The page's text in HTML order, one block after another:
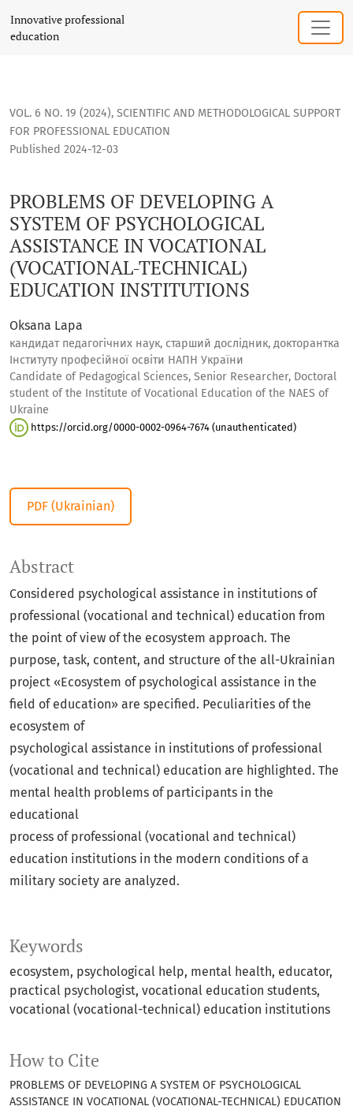
PROBLEMS OF DEVELOPING A SYSTEM OF PSYCHOLOGICAL
Innovative professional
education
VOL. 6 NO. 19 (2024), SCIENTIFIC AND METHODOLOGICAL SUPPORT
FOR PROFESSIONAL EDUCATION
PROBLEMS OF DEVELOPING A
SYSTEM OF PSYCHOLOGICAL
ASSISTANCE IN VOCATIONAL
(VOCATIONAL-TECHNICAL)
EDUCATION INSTITUTIONS
Published 2024-12-03
Oksana Lapa
кандидат педагогічних наук, старший дослідник, докторантка
Інституту професійної освіти НАПН України
Candidate of Pedagogical Sciences, Senior Researcher, Doctoral
student of the Institute of Vocational Education of the NAES of
Ukraine
https://orcid.org/0000-0002-0964-7674 (unauthenticated)
PDF (Ukrainian)
Keywords
ecosystem, psychological help, mental health, educator,
practical psychologist, vocational education students,
vocational (vocational-technical) education institutions
How to Cite
PROBLEMS OF DEVELOPING A SYSTEM OF PSYCHOLOGICAL
ASSISTANCE IN VOCATIONAL (VOCATIONAL-TECHNICAL) EDUCATION
Abstract
Considered psychological assistance in institutions of
professional (vocational and technical) education from
the point of view of the ecosystem approach. The
purpose, task, content, and structure of the all-Ukrainian
project «Ecosystem of psychological assistance in the
field of education» are specified. Peculiarities of the
ecosystem of
psychological assistance in institutions of professional
(vocational and technical) education are highlighted. The
mental health problems of participants in the
educational
process of professional (vocational and technical)
education institutions in the modern conditions of a
military society are analyzed.